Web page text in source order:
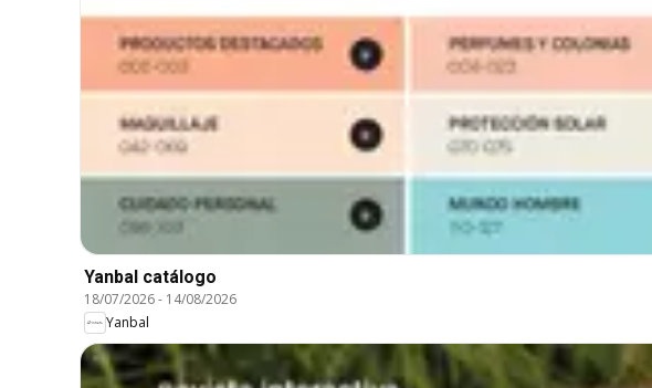
Yanbal catálogo
18/07/2026- 14/08/2026
Yanbal